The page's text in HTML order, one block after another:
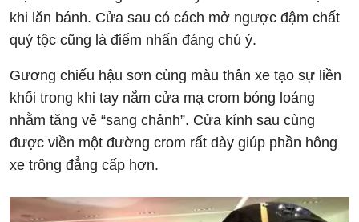
khi lăn bánh. Cửa sau có cách mở ngược đậm chất
quý tộc cũng là điểm nhấn đáng chú ý.
Gương chiếu hậu sơn cùng màu thân xe tạo sự liền
khối trong khi tay nắm cửa mạ crom bóng loáng
nhằm tăng vẻ “sang chảnh”. Cửa kính sau cùng
được viền một đường crom rất dày giúp phần hông
xe trông đẳng cấp hơn.